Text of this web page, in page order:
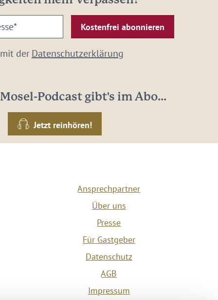
derDatenschutzerklärung
Podcast gibt's im Abo...
Jetzt reinhören!
Ansprechpartner
Über uns
Presse
Für Gastgeber
Datenschutz
AGB
Impressum